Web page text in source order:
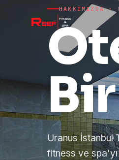
HAKKIMIZDA ·
Uranus İstanbul
fitness ve